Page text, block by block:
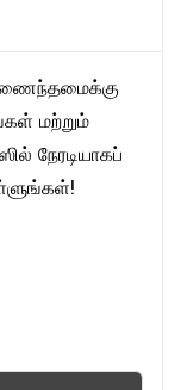
மற்றும்
நேரடியாகப்